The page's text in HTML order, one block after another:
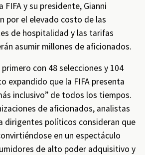
y su presidente, Gianni
por el elevado costo de las
de hospitalidad y las tarifas
asumir millones de aficionados.
con 48 selecciones y 104
expandido que la FIFA presenta
inclusivo” de todos los tiempos.
de aficionados, analistas
dirigentes políticos consideran que
en un espectáculo
de alto poder adquisitivo y